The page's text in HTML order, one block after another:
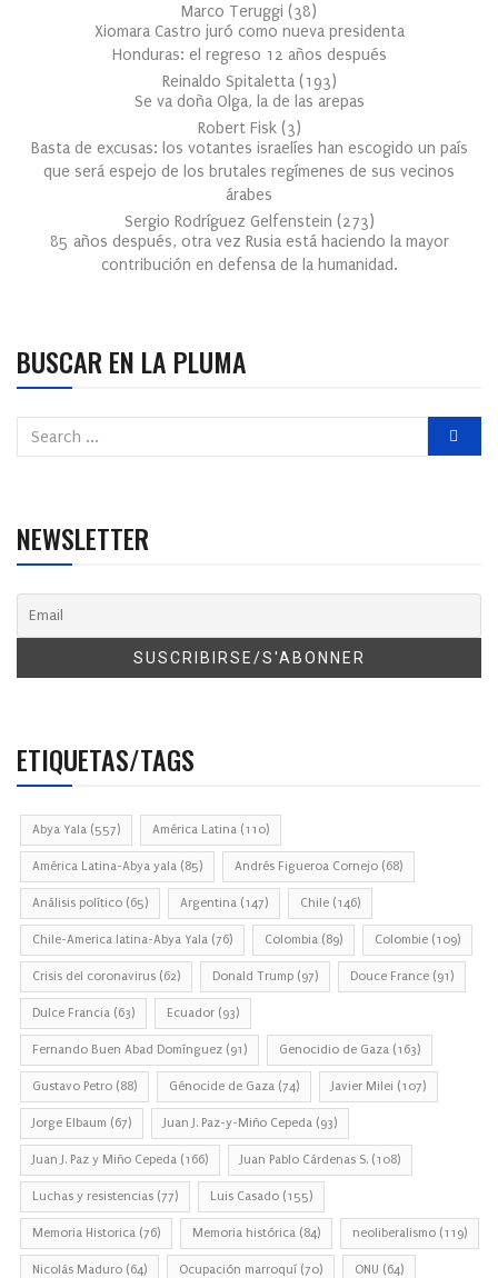
Marco Teruggi (38)
Xiomara Castro juró como nueva presidenta
Honduras: el regreso 12 años después
Reinaldo Spitaletta (193)
Se va doña Olga, la de las arepas
Robert Fisk (3)
Basta de excusas: los votantes israelíes han escogido un país
que será espejo de los brutales regímenes de sus vecinos
árabes
Sergio Rodríguez Gelfenstein (273)
85 años después, otra vez Rusia está haciendo la mayor
contribución en defensa de la humanidad.
BUSCAR EN LA PLUMA
NEWSLETTER
ETIQUETAS/TAGS
Abya Yala (557) América Latina (110)
América Latina-Abya yala (85) Andrés Figueroa Cornejo (68)
Análisis político (65) Argentina (147) Chile (146)
Chile-America latina-Abya Yala (76) Colombia (89) Colombie (109)
Crisis del coronavirus (62) Donald Trump (97) Douce France (91)
Dulce Francia (63) Ecuador (93)
Fernando Buen Abad Domínguez (91) Genocidio de Gaza (163)
Gustavo Petro (88) Génocide de Gaza (74) Javier Milei (107)
Jorge Elbaum (67) Juan J. Paz-y-Miño Cepeda (93)
Juan J. Paz y Miño Cepeda (166) Juan Pablo Cárdenas S. (108)
Luchas y resistencias (77) Luis Casado (155)
Memoria Historica (76) Memoria histórica (84) neoliberalismo (119)
Nicolás Maduro (64) Ocupación marroquí (70) ONU (64)